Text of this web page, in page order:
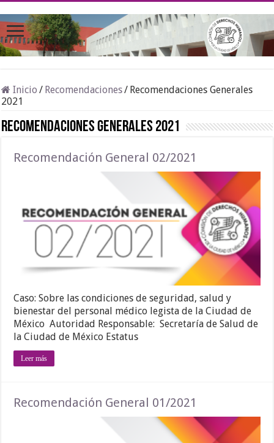
Inicio / Recomendaciones/ Recomendaciones Generales
2021
Recomendaciones Generales 2021
Recomendación General 02/2021
Caso: Sobre las condiciones de seguridad, salud y
bienestar del personal médico legista de la Ciudad de
México Autoridad Responsable: Secretaría de Salud de
la Ciudad de México Estatus
Leer más
Recomendación General 01/2021